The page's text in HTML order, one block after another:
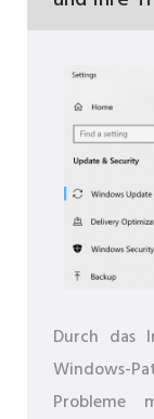
Durch das
Windows-
Probleme